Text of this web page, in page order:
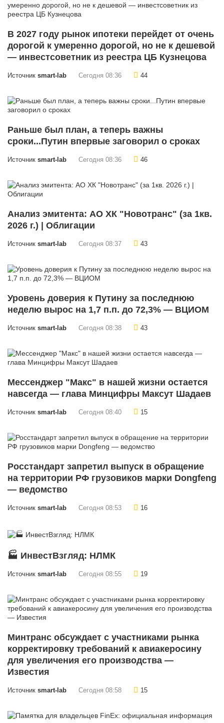
В 2027 году рынок ипотеки перейдет от очень
дорогой к умеренно дорогой, но не к дешевой
— инвестсоветник из реестра ЦБ Кузнецова
Источник smart-lab Сегодня 08:36 44
Раньше был план, а теперь важны
сроки...Путин впервые заговорил о сроках
Источник smart-lab Сегодня 08:36 46
Анализ эмитента: АО ХК "Новотранс" (за 1кв.
2026 г.) | Облигации
Источник smart-lab Сегодня 08:37 43
Уровень доверия к Путину за последнюю
неделю вырос на 1,7 п.п. до 72,3% — ВЦИОМ
Источник smart-lab Сегодня 08:38 43
Мессенджер "Макс" в нашей жизни остается
навсегда — глава Минцифры Максут Шадаев
Источник smart-lab Сегодня 08:40 15
Росстандарт запретил выпуск в обращение
на территории РФ грузовиков марки Dongfeng
— ведомство
Источник smart-lab Сегодня 08:53 16
🏭 ИнвестВзгляд: НЛМК
Источник smart-lab Сегодня 08:55 19
Минтранс обсуждает с участниками рынка
корректировку требований к авиакеросину
для увеличения его производства —
Известия
Источник smart-lab Сегодня 08:58 15